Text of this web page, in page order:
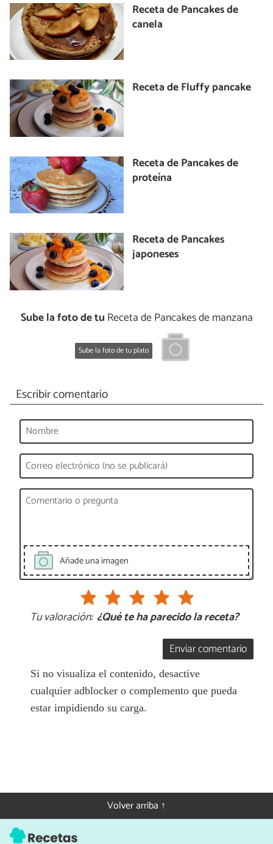
Receta de Pancakes de
canela
Receta de Fluffy pancake
Receta de Pancakes de
proteína
Receta de Pancakes
japoneses
Sube la foto de tu Receta de Pancakes de manzana
Sube la foto de tu plato
Escribir comentario
Añade una imagen
Tu valoración: ¿Qué te ha parecido la receta?
Enviar comentario
Si no visualiza el contenido, desactive
cualquier adblocker o complemento que pueda
estar impidiendo su carga.
Volver arriba ↑